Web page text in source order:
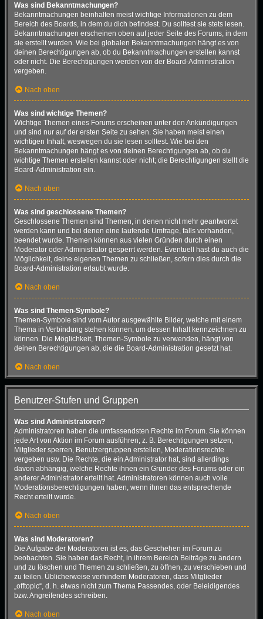
Was sind Bekanntmachungen?
Bekanntmachungen beinhalten meist wichtige Informationen zu dem
Bereich des Boards, in dem du dich befindest. Du solltest sie stets lesen.
Bekanntmachungen erscheinen oben auf jeder Seite des Forums, in dem
sie erstellt wurden. Wie bei globalen Bekanntmachungen hängt es von
deinen Berechtigungen ab, ob du Bekanntmachungen erstellen kannst
oder nicht. Die Berechtigungen werden von der Board-Administration
vergeben.
Nach oben
Was sind wichtige Themen?
Wichtige Themen eines Forums erscheinen unter den Ankündigungen
und sind nur auf der ersten Seite zu sehen. Sie haben meist einen
wichtigen Inhalt, weswegen du sie lesen solltest. Wie bei den
Bekanntmachungen hängt es von deinen Berechtigungen ab, ob du
wichtige Themen erstellen kannst oder nicht; die Berechtigungen stellt die
Board-Administration ein.
Nach oben
Was sind geschlossene Themen?
Geschlossene Themen sind Themen, in denen nicht mehr geantwortet
werden kann und bei denen eine laufende Umfrage, falls vorhanden,
beendet wurde. Themen können aus vielen Gründen durch einen
Moderator oder Administrator gesperrt werden. Eventuell hast du auch die
Möglichkeit, deine eigenen Themen zu schließen, sofern dies durch die
Board-Administration erlaubt wurde.
Nach oben
Was sind Themen-Symbole?
Themen-Symbole sind vom Autor ausgewählte Bilder, welche mit einem
Thema in Verbindung stehen können, um dessen Inhalt kennzeichnen zu
können. Die Möglichkeit, Themen-Symbole zu verwenden, hängt von
deinen Berechtigungen ab, die die Board-Administration gesetzt hat.
Nach oben
Benutzer-Stufen und Gruppen
Was sind Administratoren?
Administratoren haben die umfassendsten Rechte im Forum. Sie können
jede Art von Aktion im Forum ausführen; z. B. Berechtigungen setzen,
Mitglieder sperren, Benutzergruppen erstellen, Moderationsrechte
vergeben usw. Die Rechte, die ein Administrator hat, sind allerdings
davon abhängig, welche Rechte ihnen ein Gründer des Forums oder ein
anderer Administrator erteilt hat. Administratoren können auch volle
Moderationsberechtigungen haben, wenn ihnen das entsprechende
Recht erteilt wurde.
Nach oben
Was sind Moderatoren?
Die Aufgabe der Moderatoren ist es, das Geschehen im Forum zu
beobachten. Sie haben das Recht, in ihrem Bereich Beiträge zu ändern
und zu löschen und Themen zu schließen, zu öffnen, zu verschieben und
zu teilen. Üblicherweise verhindern Moderatoren, dass Mitglieder
„offtopic“, d. h. etwas nicht zum Thema Passendes, oder Beleidigendes
bzw. Angreifendes schreiben.
Nach oben